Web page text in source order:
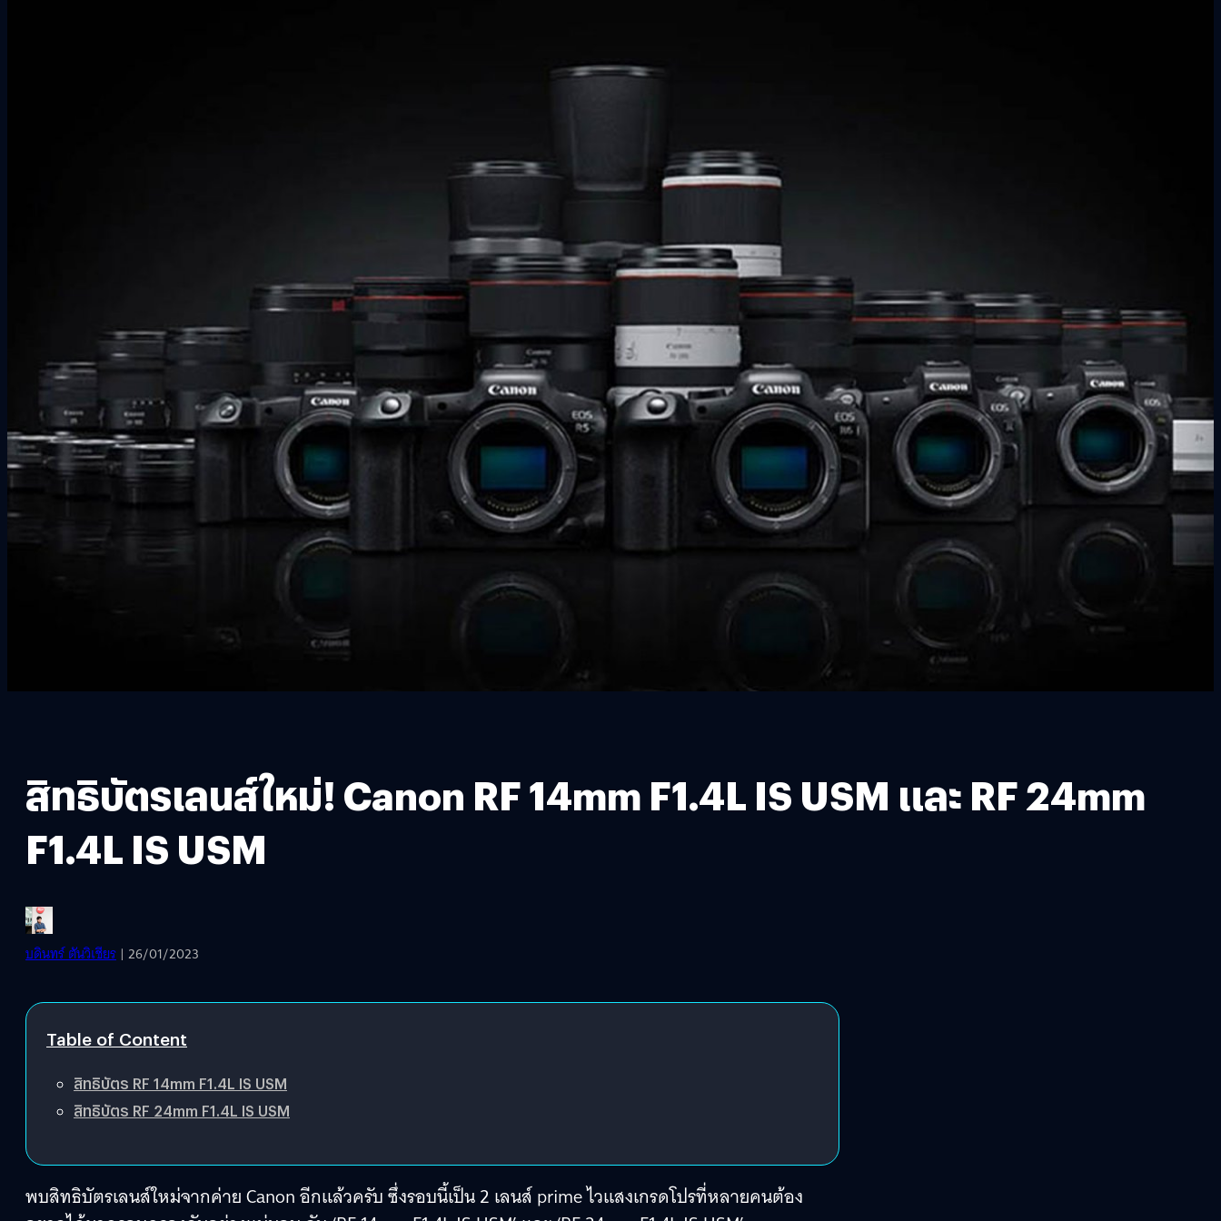
สิทธิบัตรเลนส์ใหม่! Canon RF 14mm F1.4L IS USM และ RF 24mm
F1.4L IS USM
บดินทร์ ตันวิเชียร | 26/01/2023
Table of Content
สิทธิบัตร RF 14mm F1.4L IS USM
สิทธิบัตร RF 24mm F1.4L IS USM
พบสิทธิบัตรเลนส์ใหม่จากค่าย Canon อีกแล้วครับ ซึ่งรอบนี้เป็น 2 เลนส์ prime ไวแสงเกรดโปรที่หลายคนต้อง